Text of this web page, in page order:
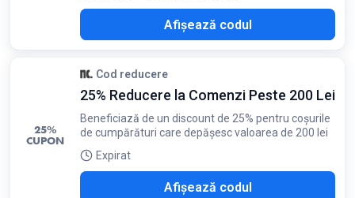
Afișează codul
25%
CUPON
Cod reducere
25% Reducere la Comenzi Peste 200 Lei
Beneficiază de un discount de 25% pentru coșurile
de cumpărături care depășesc valoarea de 200 lei
Expirat
Afișează codul